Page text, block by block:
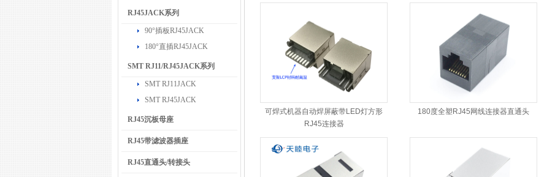
RJ45JACK系列
90°插板RJ45JACK
180°直插RJ45JACK
SMT RJ11/RJ45JACK系列
SMT RJ11JACK
SMT RJ45JACK
RJ45沉板母座
RJ45带滤波器插座
RJ45直通头/转接头
可焊式机器自动焊屏蔽带LED灯方形
RJ45连接器
180度全塑RJ45网线连接器直通头